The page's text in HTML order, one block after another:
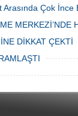
Çok İnce
MERKEZİ’NDE
DİKKAT ÇEKTİ